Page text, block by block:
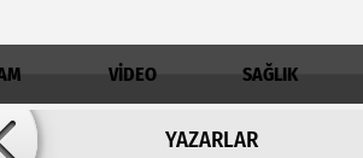
VİDEO SAĞLIK
YAZARLAR
İNŞALLAH MUHSİNLERDEN